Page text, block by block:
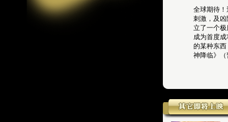
全球期待
刺激，及
立了一个
成为首度
的某种东
神降临》